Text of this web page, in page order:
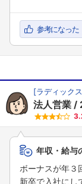
参考になった
[ラディック
法人営業
年収・給与
ボーナスが年３
新卒で入社にし